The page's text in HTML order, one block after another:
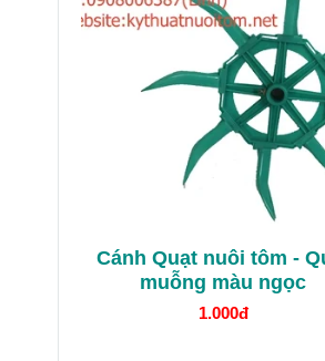
Cánh Quạt nuôi tôm -
muỗng màu ngọc
1.000đ